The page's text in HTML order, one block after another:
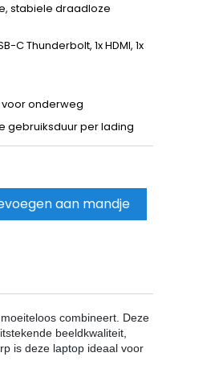
stabiele draadloze
C Thunderbolt, 1x HDMI, 1x
voor onderweg
gebruiksduur per lading
aan mandje
combineert. Deze
beeldkwaliteit,
is deze laptop ideaal voor